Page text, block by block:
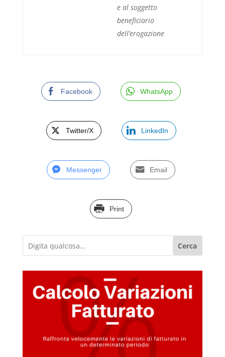
e al soggetto
beneficiario
dell’erogazione
Facebook WhatsApp
Twitter/X LinkedIn
Messenger Email
Print
Cerca